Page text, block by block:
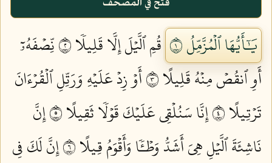
فتح في المصحف
يَٰٓأَيُّهَا ٱلۡمُزَّمِّلُ ١ قُمِ ٱلَّيۡلَ إِلَّا قَلِيلٗا ٢
نِّصۡفَهُۥٓ
أَوِ ٱنقُصۡ مِنۡهُ قَلِيلًا ٣
أَوۡ زِدۡ عَلَيۡهِ وَرَتِّلِ ٱلۡقُرۡءَانَ
تَرۡتِيلًا ٤
إِنَّا سَنُلۡقِي عَلَيۡكَ قَوۡلٗا ثَقِيلًا ٥
إِنَّ
نَاشِئَةَ ٱلَّيۡلِ هِيَ أَشَدُّ وَطۡـٔٗا وَأَقۡوَمُ قِيلًا ٦
إِنَّ لَكَ فِي